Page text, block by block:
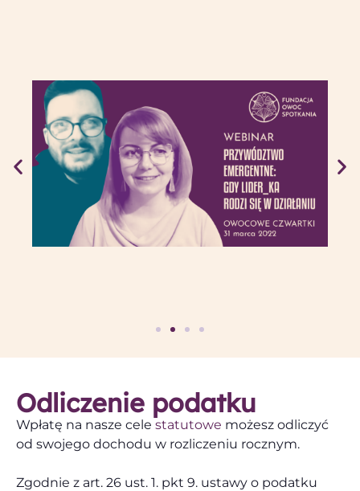
Odliczenie podatku
Wpłatę na nasze cele statutowe możesz odliczyć
od swojego dochodu w rozliczeniu rocznym.
Zgodnie z art. 26 ust. 1. pkt 9. ustawy o podatku